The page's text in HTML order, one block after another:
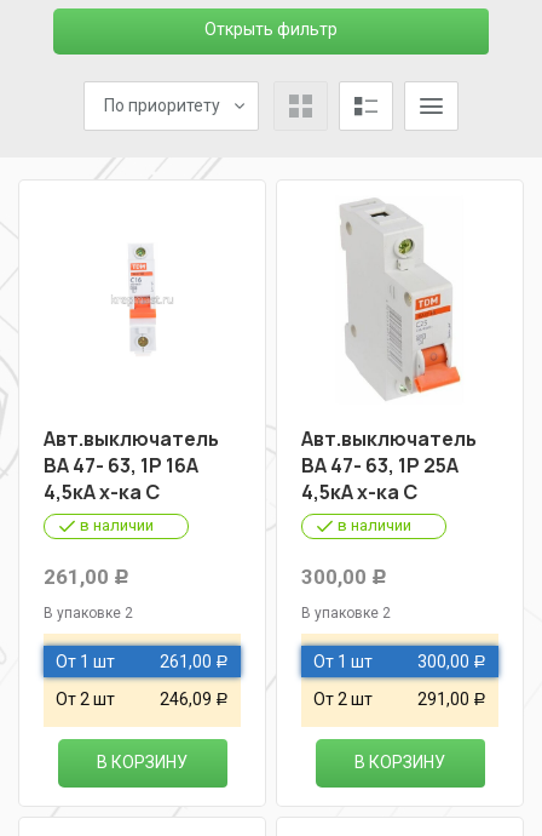
Открыть фильтр
По приоритету
Авт.выключатель
ВА 47- 63, 1Р 16А
4,5кА х-ка С
в наличии
261,00 Р
В упаковке 2
От 1 шт 261,00 Р
От 2 шт 246,09 Р
В КОРЗИНУ
Авт.выключатель
ВА 47- 63, 1Р 25А
4,5кА х-ка С
в наличии
300,00 Р
В упаковке 2
От 1 шт 300,00 Р
От 2 шт 291,00 Р
В КОРЗИНУ